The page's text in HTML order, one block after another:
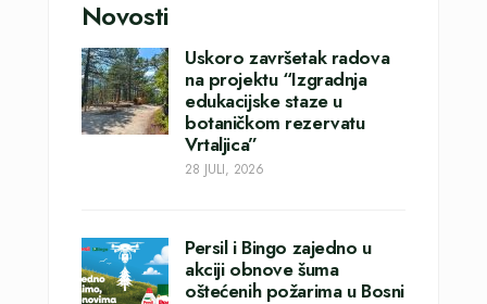
Novosti
Uskoro završetak radova
na projektu “Izgradnja
edukacijske staze u
botaničkom rezervatu
Vrtaljica”
28 JULI, 2026
Persil i Bingo zajedno u
akciji obnove šuma
oštećenih požarima u Bosni